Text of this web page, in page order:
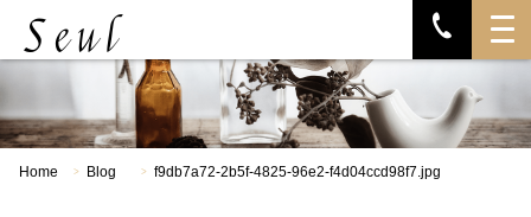
Home > Blog > f9db7a72-2b5f-4825-96e2-f4d04ccd98f7.jpg